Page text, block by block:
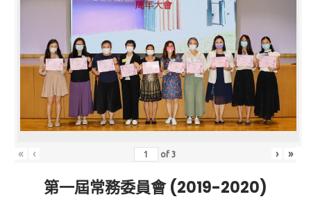
« ‹ of3 › »
第一屆常務委員會 (2019-2020)